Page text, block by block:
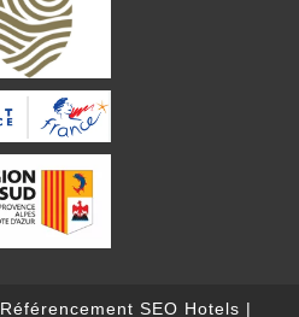
Référencement SEO Hotels |